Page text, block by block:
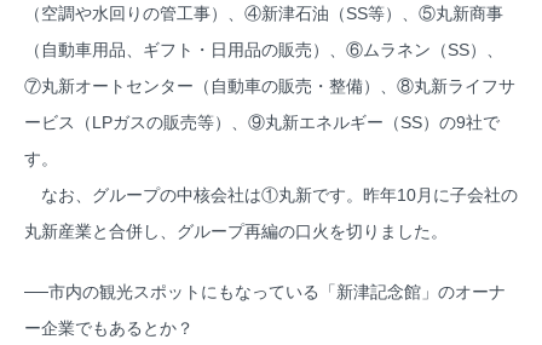
（空調や水回りの管工事）、④新津石油（SS等）、⑤丸新商事
（自動車用品、ギフト・日用品の販売）、⑥ムラネン（SS）、
⑦丸新オートセンター（自動車の販売・整備）、⑧丸新ライフサ
ービス（LPガスの販売等）、⑨丸新エネルギー（SS）の9社で
す。
なお、グループの中核会社は①丸新です。昨年10月に子会社の
丸新産業と合併し、グループ再編の口火を切りました。
──市内の観光スポットにもなっている「新津記念館」のオーナ
ー企業でもあるとか？